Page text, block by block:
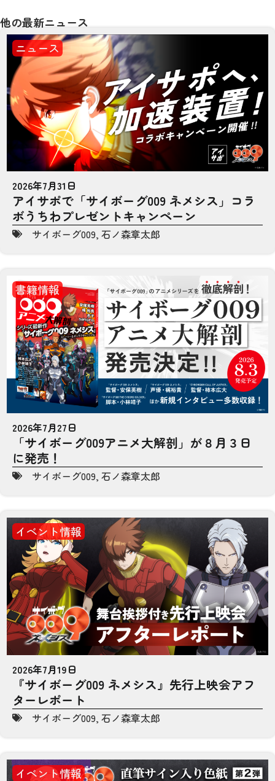
他の最新ニュース
ニュース
2026年7月31日
アイサポで「サイボーグ009 ネメシス」コラ
ボうちわプレゼントキャンペーン
サイボーグ009, 石ノ森章太郎
書籍情報
2026年7月27日
「サイボーグ009アニメ大解剖」が８月３日
に発売！
サイボーグ009, 石ノ森章太郎
イベント情報
2026年7月19日
『サイボーグ009 ネメシス』先行上映会アフ
ターレポート
サイボーグ009, 石ノ森章太郎
イベント情報